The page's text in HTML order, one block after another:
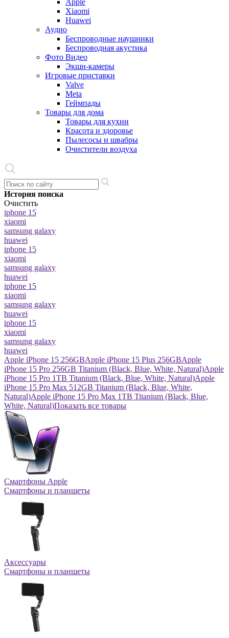
Apple
Xiaomi
Huawei
Аудио
Беспроводные наушники
Беспроводная акустика
Фото Видео
Экшн-камеры
Игровые приставки
Valve
Meta
Геймпады
Товары для дома
Товары для кухни
Красота и здоровье
Пылесосы и швабры
Очистители воздуха
История поиска
Очистить
iphone 15
xiaomi
samsung galaxy
huawei
iphone 15
xiaomi
samsung galaxy
huawei
iphone 15
xiaomi
samsung galaxy
huawei
iphone 15
xiaomi
samsung galaxy
huawei
Apple iPhone 15 256GBApple iPhone 15 Plus 256GBApple
iPhone 15 Pro 256GB Titanium (Black, Blue, White, Natural)Apple
iPhone 15 Pro 1TB Titanium (Black, Blue, White, Natural)Apple
iPhone 15 Pro Max 512GB Titanium (Black, Blue, White,
Natural)Apple iPhone 15 Pro Max 1TB Titanium (Black, Blue,
White, Natural)Показать все товары
Смартфоны Apple
Смартфоны и планшеты
Аксессуары
Смартфоны и планшеты